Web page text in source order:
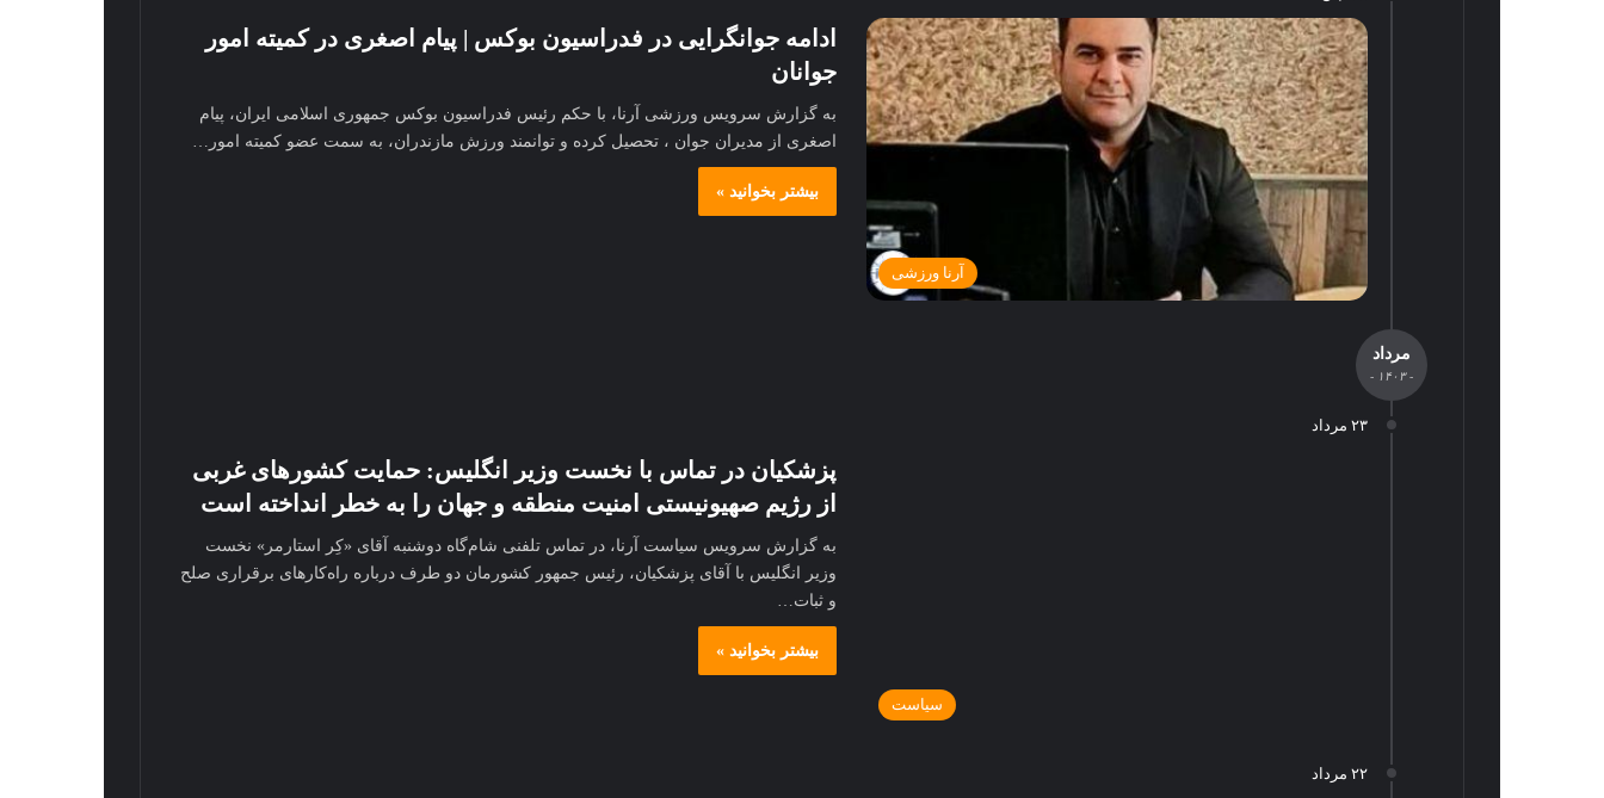
آرنا ورزشی
ادامه جوانگرایی در فدراسیون بوکس | پیام اصغری در کمیته امور
جوانان
به گزارش سرویس ورزشی آرنا، با حکم رئیس فدراسیون بوکس جمهوری اسلامی ایران، پیام
اصغری از مدیران جوان ، تحصیل کرده و توانمند ورزش مازندران، به سمت عضو کمیته امور…
بیشتر بخوانید »
مرداد
- ۱۴۰۳ -
۲۳ مرداد
سیاست
پزشکیان در تماس با نخست‌ وزیر انگلیس: حمایت کشور‌های غربی
از رژیم صهیونیستی امنیت منطقه و جهان را به خطر انداخته است
به گزارش سرویس سیاست آرنا، در تماس تلفنی شام‌گاه دوشنبه آقای «کِر استارمر» نخست‌
وزیر انگلیس با آقای پزشکیان، رئیس جمهور کشورمان دو طرف درباره راه‌کار‌های برقراری صلح
و ثبات…
بیشتر بخوانید »
۲۲ مرداد